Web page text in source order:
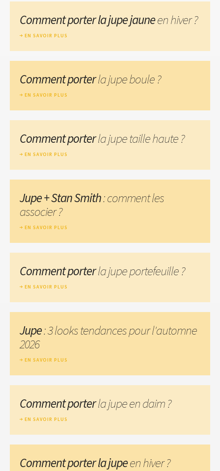
Comment porter la jupe jauneen hiver ?
EN SAVOIR PLUS
Comment porterla jupe boule ?
EN SAVOIR PLUS
Comment porterla jupe taille haute ?
EN SAVOIR PLUS
Jupe + Stan Smith: comment les
associer ?
EN SAVOIR PLUS
Comment porterla jupe portefeuille ?
EN SAVOIR PLUS
Jupe: 3 looks tendances pour l'automne
2026
EN SAVOIR PLUS
Comment porterla jupe en daim ?
EN SAVOIR PLUS
Comment porter la jupeen hiver ?